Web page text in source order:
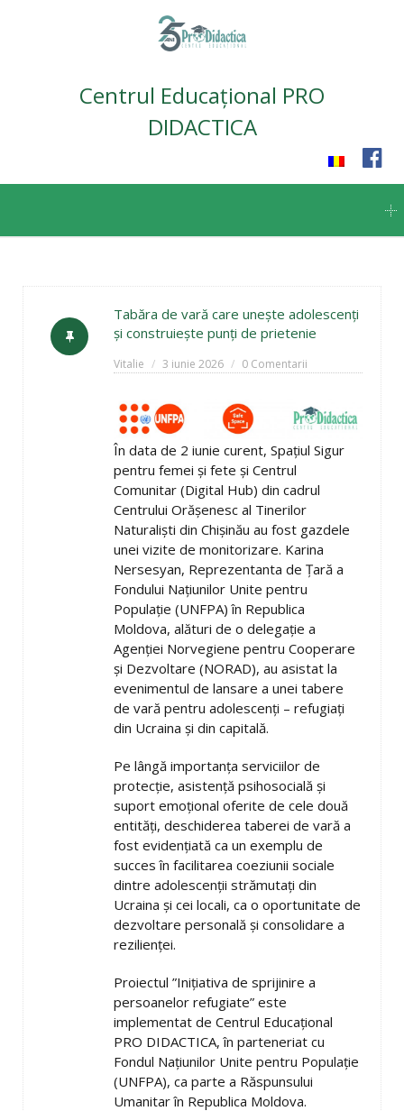
Centrul Educațional PRO
DIDACTICA
content
Tabăra de vară care unește adolescenți
și construiește punți de prietenie
Vitalie 3 iunie 2026 0 Comentarii
În data de 2 iunie curent, Spațiul Sigur
pentru femei și fete și Centrul
Comunitar (Digital Hub) din cadrul
Centrului Orășenesc al Tinerilor
Naturaliști din Chișinău au fost gazdele
unei vizite de monitorizare. Karina
Nersesyan, Reprezentanta de Țară a
Fondului Națiunilor Unite pentru
Populație (UNFPA) în Republica
Moldova, alături de o delegație a
Agenției Norvegiene pentru Cooperare
și Dezvoltare (NORAD), au asistat la
evenimentul de lansare a unei tabere
de vară pentru adolescenți – refugiați
din Ucraina și din capitală.
Pe lângă importanța serviciilor de
protecție, asistență psihosocială și
suport emoțional oferite de cele două
entități, deschiderea taberei de vară a
fost evidențiată ca un exemplu de
succes în facilitarea coeziunii sociale
dintre adolescenții strămutați din
Ucraina și cei locali, ca o oportunitate de
dezvoltare personală și consolidare a
rezilienței.
Proiectul ”Inițiativa de sprijinire a
persoanelor refugiate” este
implementat de Centrul Educațional
PRO DIDACTICA, în parteneriat cu
Fondul Națiunilor Unite pentru Populație
(UNFPA), ca parte a Răspunsului
Umanitar în Republica Moldova.